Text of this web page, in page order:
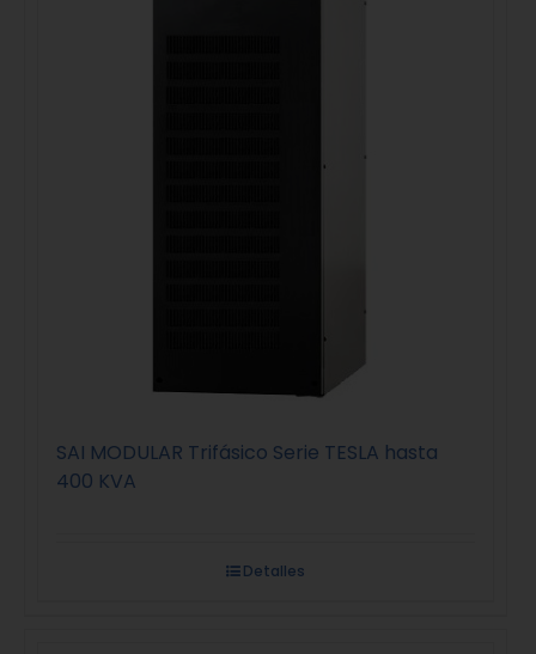
SAI MODULAR Trifásico Serie TESLA hasta
400 KVA
Detalles